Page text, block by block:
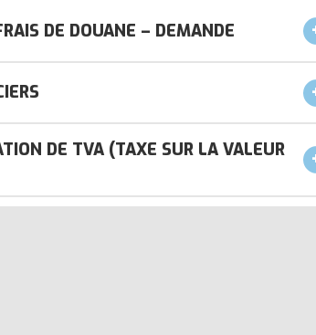
DE DOUANE – DEMANDE
DE TVA (TAXE SUR LA VALEUR